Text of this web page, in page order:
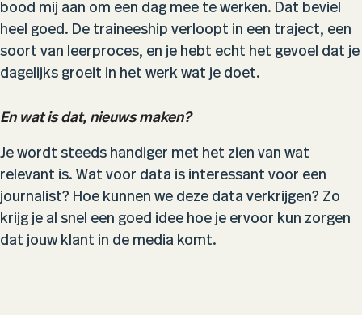
bood mij aan om een dag mee te werken. Dat beviel
heel goed. De traineeship verloopt in een traject, een
soort van leerproces, en je hebt echt het gevoel dat je
dagelijks groeit in het werk wat je doet.
En wat is dat, nieuws maken?
Je wordt steeds handiger met het zien van wat
relevant is. Wat voor data is interessant voor een
journalist? Hoe kunnen we deze data verkrijgen? Zo
krijg je al snel een goed idee hoe je ervoor kun zorgen
dat jouw klant in de media komt.